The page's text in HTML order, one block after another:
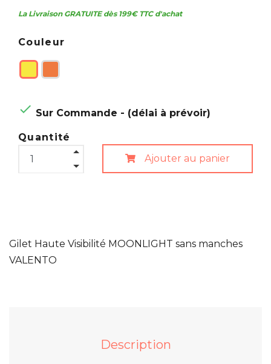
La Livraison GRATUITE dès 199€ TTC d'achat
Couleur
 Sur Commande - (délai à prévoir)
Quantité
Ajouter au panier
Gilet Haute Visibilité MOONLIGHT sans manches
VALENTO
Description